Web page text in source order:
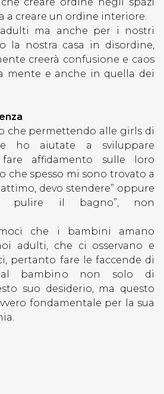
a creare un ordine interiore.
ma anche per i nostri
la nostra casa in disordine,
creerà confusione e caos
mente e anche in quella dei
che permettendo alle girls di
ho aiutate a sviluppare
affidamento sulle loro
che spesso mi sono trovato a
devo stendere” oppure
pulire il bagno”, non
che i bambini amano
adulti, che ci osservano e
pertanto fare le faccende di
al bambino non solo di
suo desiderio, ma questo
fondamentale per la sua